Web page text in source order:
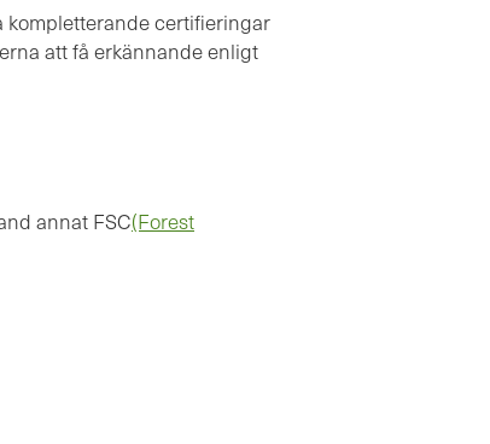
kompletterande certifieringar
att få erkännande enligt
annat FSC(Forest